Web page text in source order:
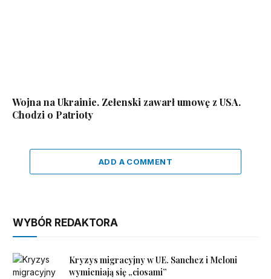
Wojna na Ukrainie. Zełenski zawarł umowę z USA.
Chodzi o Patrioty
ADD A COMMENT
WYBÓR REDAKTORA
Kryzys migracyjny w UE. Sanchez i Meloni
wymieniają się „ciosami”